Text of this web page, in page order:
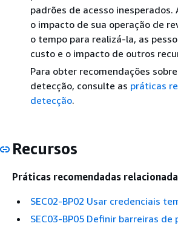
padrões de acesso inesperados.
o impacto de sua operação de
o tempo para realizá-la, as
custo e o impacto de outros
Para obter recomendações
detecção, consulte as práticas
detecção.
Recursos
Práticas recomendadas
SEC02-BP02 Usar credenciais
SEC03-BP05 Definir barreiras de